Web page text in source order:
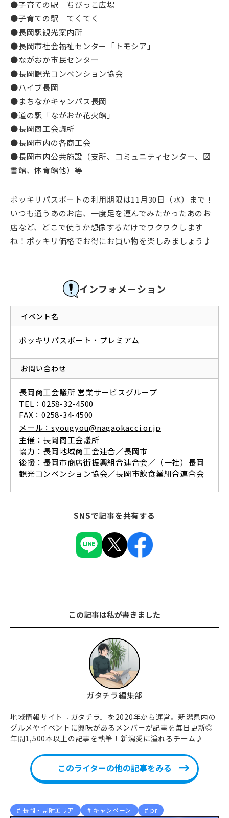
●子育ての駅 ちびっこ広場
●子育ての駅 てくてく
●長岡駅観光案内所
●長岡市社会福祉センター「トモシア」
●ながおか市民センター
●長岡観光コンベンション協会
●ハイブ長岡
●まちなかキャンパス長岡
●道の駅「ながおか花火館」
●長岡商工会議所
●長岡市内の各商工会
●長岡市内公共施設（支所、コミュニティセンター、図
書館、体育館他）等
ポッキリパスポートの利用期限は11月30日（水）まで！
いつも通うあのお店、一度足を運んでみたかったあのお
店など、どこで使うか想像するだけでワクワクします
ね！ポッキリ価格でお得にお買い物を楽しみましょう♪
インフォメーション
イベント名
ポッキリパスポート・プレミアム
お問い合わせ
長岡商工会議所 営業サービスグループ
TEL：0258-32-4500
FAX：0258-34-4500
メール：syougyou@nagaokacci.or.jp
主催：長岡商工会議所
協力：長岡地域商工会連合／長岡市
後援：長岡市商店街振興組合連合会／（一社）長岡
観光コンベンション協会／長岡市飲食業組合連合会
SNSで記事を共有する
この記事は私が書きました
ガタチラ編集部
地域情報サイト『ガタチラ』を2020年から運営。新潟県内の
グルメやイベントに興味があるメンバーが記事を毎日更新◎
年間1,500本以上の記事を執筆！新潟愛に溢れるチーム♪
このライターの他の記事をみる
長岡・見附エリア キャンペーン pr